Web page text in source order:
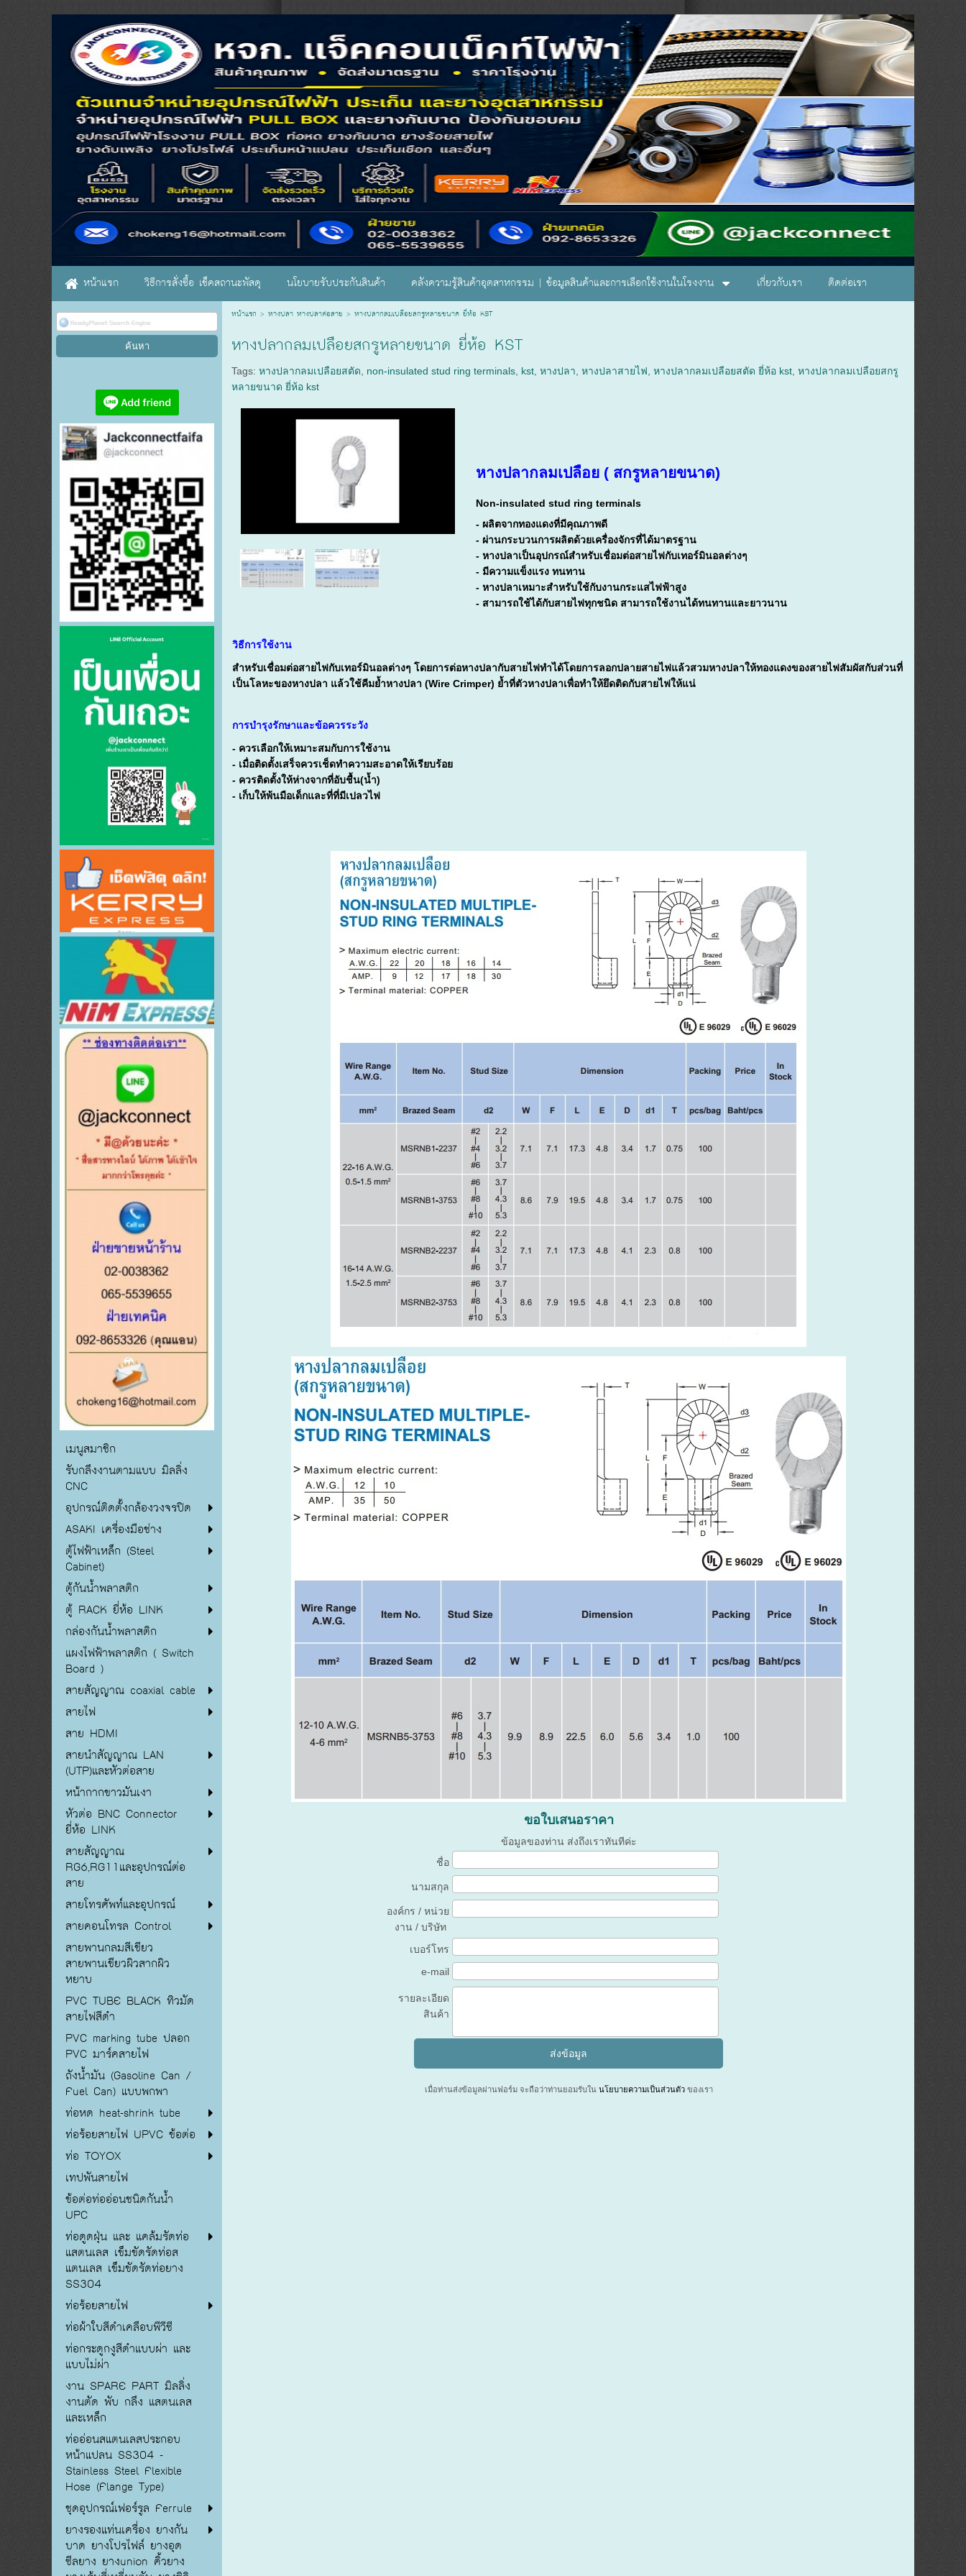
หน้าแรก วิธีการสั่งซื้อ เช็คสถานะพัสดุ นโยบายรับประกันสินค้า คลังความรู้สินค้าอุตสาหกรรม | ข้อมูลสินค้าและการเลือกใช้งานในโรงงาน เกี่ยวกับเรา ติดต่อเรา
เมนูสมาชิก
รับกลึงงานตามแบบ มิลลิ่ง
CNC
อุปกรณ์ติดตั้งกล้องวงจรปิด
ASAKI เครื่องมือช่าง
ตู้ไฟฟ้าเหล็ก (Steel
Cabinet)
ตู้กันน้ำพลาสติก
ตู้ RACK ยี่ห้อ LINK
กล่องกันน้ำพลาสติก
แผงไฟฟ้าพลาสติก ( Switch
Board )
สายสัญญาณ coaxial cable
สายไฟ
สาย HDMI
สายนำสัญญาณ LAN
(UTP)และหัวต่อสาย
หน้ากากขาวมันเงา
หัวต่อ BNC Connector
ยี่ห้อ LINK
สายสัญญาณ
RG6,RG11และอุปกรณ์ต่อ
สาย
สายโทรศัพท์และอุปกรณ์
สายคอนโทรล Control
สายพานกลมสีเขียว
สายพานเขียวผิวสากผิว
หยาบ
PVC TUBE BLACK ทิวมัด
สายไฟสีดำ
PVC marking tube ปลอก
PVC มาร์คสายไฟ
ถังน้ำมัน (Gasoline Can /
Fuel Can) แบบพกพา
ท่อหด heat-shrink tube
ท่อร้อยสายไฟ UPVC ข้อต่อ
ท่อ TOYOX
เทปพันสายไฟ
ข้อต่อท่ออ่อนชนิดกันน้ำ
UPC
ท่อดูดฝุ่น และ แคล้มรัดท่อ
แสตนเลส เข็มขัดรัดท่อส
แตนเลส เข็มขัดรัดท่อยาง
SS304
ท่อร้อยสายไฟ
ท่อผ้าใบสีดำเคลือบพีวีซี
ท่อกระดูกงูสีดำแบบผ่า และ
แบบไม่ผ่า
งาน SPARE PART มิลลิ่ง
งานตัด พับ กลึง แสตนเลส
และเหล็ก
ท่ออ่อนสแตนเลสประกอบ
หน้าแปลน SS304 -
Stainless Steel Flexible
Hose (Flange Type)
ชุดอุปกรณ์เฟอร์รูล Ferrule
ยางรองแท่นเครื่อง ยางกัน
บาด ยางโปรไฟล์ ยางอุด
ซีลยาง ยางunion คิ้วยาง
หน้าแรก > หางปลา หางปลาต่อสาย > หางปลากลมเปลือยสกรูหลายขนาด ยี่ห้อ KST
หางปลากลมเปลือยสกรูหลายขนาด ยี่ห้อ KST
Tags:หางปลากลมเปลือยสตัด non-insulated stud ring terminals kst ,หางปลา ,หางปลาสายไฟ ,หางปลากลมเปลือยสตัด ยี่ห้อ kst ,หางปลากลมเปลือยสกรู
หลายขนาด ยี่ห้อ kst
หางปลากลมเปลือย ( สกรูหลายขนาด)
Non-insulated stud ring terminals
- ผลิตจากทองแดงที่มีคุณภาพดี
- ผ่านกระบวนการผลิตด้วยเครื่องจักรที่ได้มาตรฐาน
- หางปลาเป็นอุปกรณ์สำหรับเชื่อมต่อสายไฟกับเทอร์มินอลต่างๆ
- มีความแข็งแรง ทนทาน
- หางปลาเหมาะสำหรับใช้กับงานกระแสไฟฟ้าสูง
- สามารถใช้ได้กับสายไฟทุกชนิด สามารถใช้งานได้ทนทานและยาวนาน
วิธีการใช้งาน
สำหรับเชื่อมต่อสายไฟกับเทอร์มินอลต่างๆ โดยการต่อหางปลากับสายไฟทำได้โดยการลอกปลายสายไฟแล้วสวมหางปลาให้ทองแดงของสายไฟสัมผัสกับส่วนที่
เป็นโลหะของหางปลา แล้วใช้คีมย้ำหางปลา (Wire Crimper) ย้ำที่ตัวหางปลาเพื่อทำให้ยึดติดกับสายไฟให้แน่
การบำรุงรักษาและข้อควรระวัง
- ควรเลือกให้เหมาะสมกับการใช้งาน
- เมื่อติดตั้งเสร็จควรเช็ดทำความสะอาดให้เรียบร้อย
- ควรติดตั้งให้ห่างจากที่อับชื้น(น้ำ)
- เก็บให้พ้นมือเด็กและที่ที่มีเปลวไฟ
ขอใบเสนอราคา
ข้อมูลของท่าน ส่งถึงเราทันทีค่ะ
ชื่อ
นามสกุล
องค์กร / หน่วย
งาน / บริษัท
เบอร์โทร
e-mail
รายละเอียด
สินค้า
เมื่อท่านส่งข้อมูลผ่านฟอร์ม จะถือว่าท่านยอมรับในนโยบายความเป็นส่วนตัว ของเรา